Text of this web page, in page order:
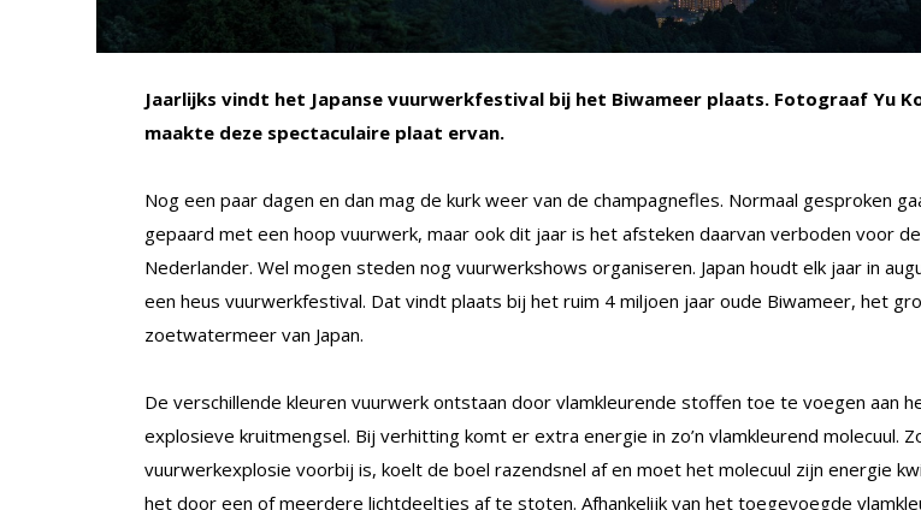
Jaarlijks vindt het Japanse vuurwerkfestival bij het Biwameer plaats. Fotograaf Yu
maakte deze spectaculaire plaat ervan.
Nog een paar dagen en dan mag de kurk weer van de champagnefles. Normaal gesproken
gepaard met een hoop vuurwerk, maar ook dit jaar is het afsteken daarvan verboden voor de
Nederlander. Wel mogen steden nog vuurwerkshows organiseren. Japan houdt elk jaar in
een heus vuurwerkfestival. Dat vindt plaats bij het ruim 4 miljoen jaar oude Biwameer, het
zoetwatermeer van Japan.
De verschillende kleuren vuurwerk ontstaan door vlamkleurende stoffen toe te voegen aan
explosieve kruitmengsel. Bij verhitting komt er extra energie in zo’n vlamkleurend molecuul.
vuurwerkexplosie voorbij is, koelt de boel razendsnel af en moet het molecuul zijn energie
het door een of meerdere lichtdeeltjes af te stoten. Afhankelijk van het toegevoegde